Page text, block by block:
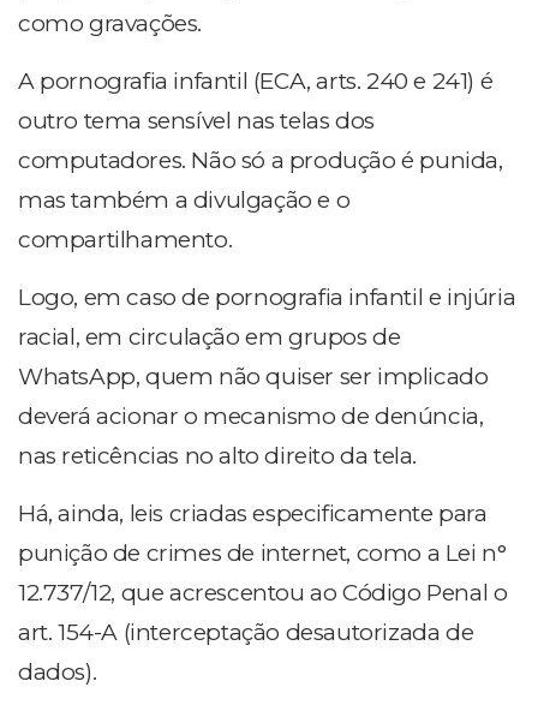
como gravações.
A pornografia infantil (ECA, arts. 240 e 241) é
outro tema sensível nas telas dos
computadores. Não só a produção é punida,
mas também a divulgação e o
compartilhamento.
Logo, em caso de pornografia infantil e injúria
racial, em circulação em grupos de
WhatsApp, quem não quiser ser implicado
deverá acionar o mecanismo de denúncia,
nas reticências no alto direito da tela.
Há, ainda, leis criadas especificamente para
punição de crimes de internet, como a Lei n°
12.737/12, que acrescentou ao Código Penal o
art. 154-A (interceptação desautorizada de
dados).